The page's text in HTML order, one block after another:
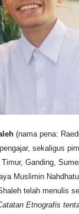
(nama pena:
sekaligus
Ganding,
Muslimin
telah menulis
Etnografis